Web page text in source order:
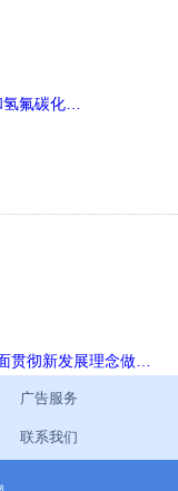
氟碳化…
贯彻新发展理念做…
广告服务
联系我们